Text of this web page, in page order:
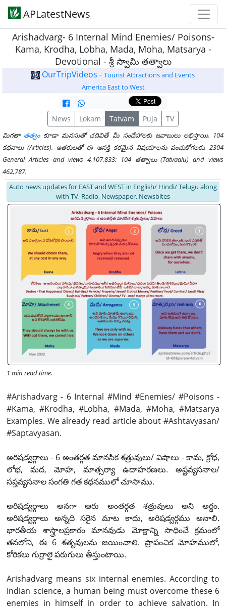
APLatestNews
Arishadvarg- 6 Internal Mind Enemies/ Poisons-
Kama, Krodha, Lobha, Mada, Moha, Matsarya -
Devotional - శ్రీ స్వామి తత్వాలు
OurTripVideos - Tourist Attractions and Events
America East to West
News Lokam Tatvam Puja TV
మిగతా తత్వంకూడా మనసుతో చదివితే మీ సందేహాలకు జవాబులు లభిస్తాయి. 104
కధనాలు (Articles). ఇతరులతో ఈ ఆసక్తి కరమైన విషయాలను పంచుకోగలరు. 2304
General Articles and views 4,107,833; 104 తత్వాలు (Tatvaalu) and views
462,787.
Auto news updates for EAST and WEST in English/ Hindi/ Telugu along
with TV, Radio, Newspaper, Newsbites
1 min read time.
#Arishadvarg - 6 Internal #Mind #Enemies/ #Poisons -
#Kama, #Krodha, #Lobha, #Mada, #Moha, #Matsarya
Examples. We already read article about #Ashtavyasan/
#Saptavyasan.
అరిషడ్వర్గాలు - 6 అంతర్గత మానసిక శత్రువులు/ విషాలు - కామ, క్రోధ,
లోభ, మద, మోహ, మాత్సర్యా ఉదాహరణలు. అష్టవ్యసనాల/
సప్తవ్యసనాల సంగతి గత కధనములో చూసాము.
అరిషడ్వర్గాలు అనగా ఆరు అంతర్గత శత్రువులు అని అర్థం.
అరిషడ్వర్గాలు అన్నది సరైన మాట కాదు, అరిషడ్వర్గము అనాలి.
భారతీయ శాస్త్రాలప్రకారం మానవుడు మోక్షాన్ని సాధించే క్రమంలో
తనలోని, ఈ 6 శతృవులను జయించాలి. ప్రాపంచిక మోహములో,
కోరికలు గుర్రాలై పరుగులు తీస్తుంటాయి.
Arishadvarg means six internal enemies. According to
Indian science, a human being must overcome these 6
enemies in himself in order to achieve salvation. In